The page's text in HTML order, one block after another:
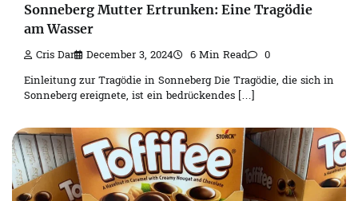
Sonneberg Mutter Ertrunken: Eine Tragödie
am Wasser
Cris Dar December 3, 2024 6 Min Read 0
Einleitung zur Tragödie in Sonneberg Die Tragödie, die sich in
Sonneberg ereignete, ist ein bedrückendes […]